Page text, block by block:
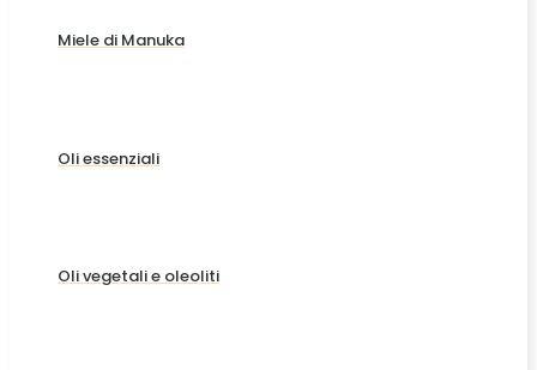
Miele di Manuka
Oli essenziali
Oli vegetali e oleoliti